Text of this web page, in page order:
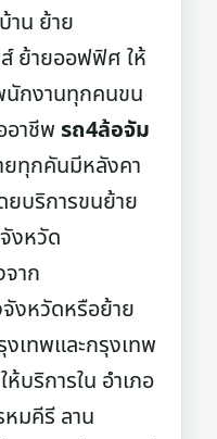
าน ย้าย
ส์ ย้ายออฟฟิศ ให้
กงานทุกคนขน
อาชีพรถ4ล้อจัม
ยทุกคันมีหลังคา
บริการขนย้าย
งหวัด
าก
งหวัดหรือย้าย
เทพและกรุงเทพ
ห้บริการใน อำเภอ
มคีรี ลาน